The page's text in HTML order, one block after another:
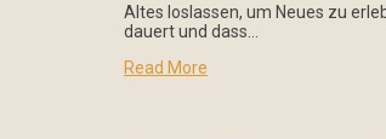
Altes loslassen, um Neues zu
dauert und dass…
Read More